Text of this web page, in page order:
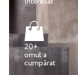
20+
omul a